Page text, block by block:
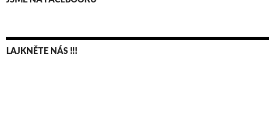
LAJKNĚTE NÁS !!!